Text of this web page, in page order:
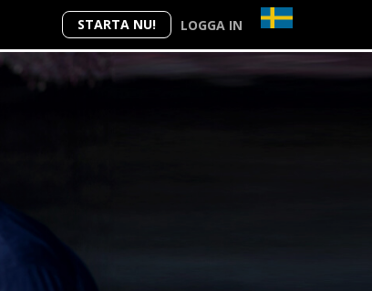
STARTA NU! LOGGA IN